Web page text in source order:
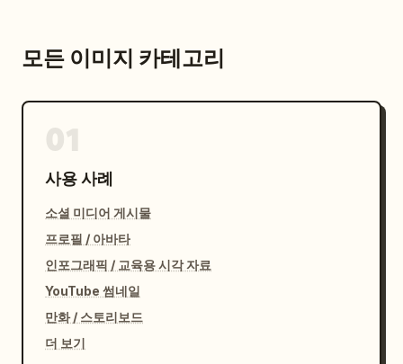
모든 이미지 카테고리
사용 사례
소셜 미디어 게시물
프로필 / 아바타
인포그래픽 / 교육용 시각 자료
YouTube 썸네일
만화 / 스토리보드
더 보기